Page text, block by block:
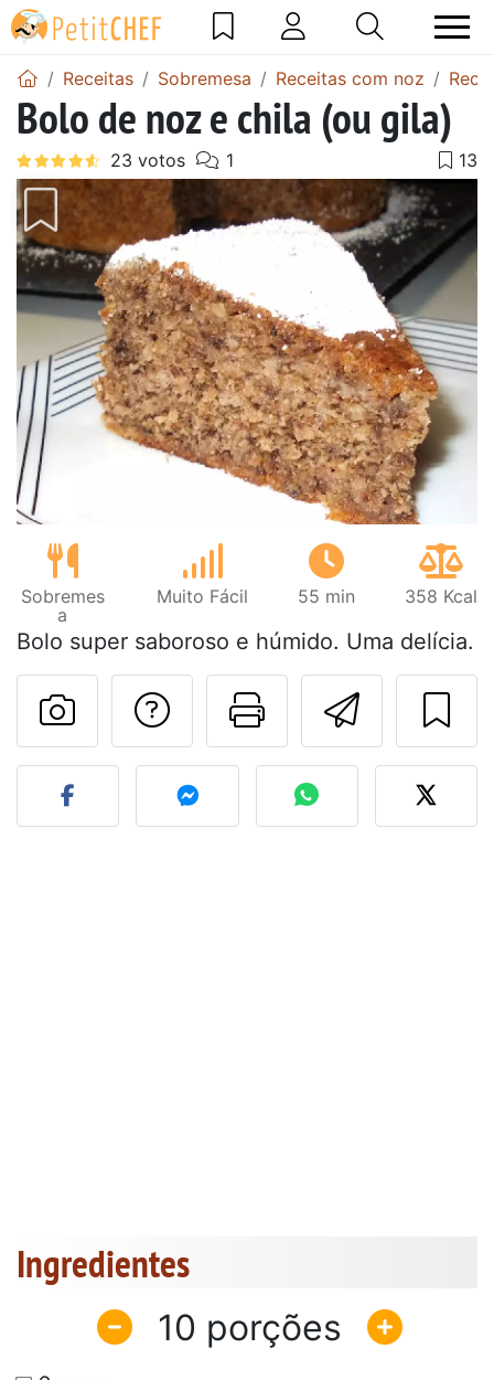
Receitas Sobremesa Receitas com noz
Bolo de noz e chila (ou gila)
Sobremes
a
Muito Fácil 55 min 358 Kcal
Bolo super saboroso e húmido. Uma delícia.
Imprima
Falar com o autor
Fez esta receita?
Ingredientes
10